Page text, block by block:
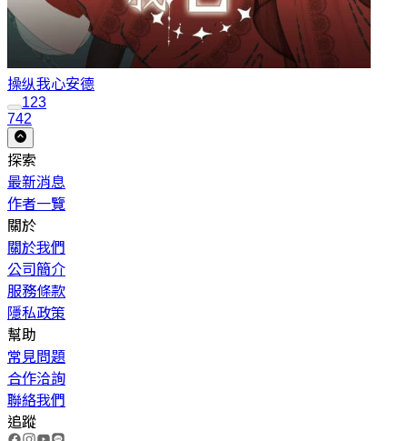
操纵我心安德
123
742
探索
最新消息
作者一覽
關於
關於我們
公司簡介
服務條款
隱私政策
幫助
常見問題
合作洽詢
聯絡我們
追蹤